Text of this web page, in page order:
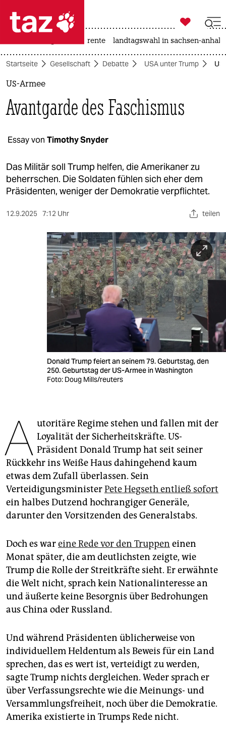
 taz zahl ich
taz zahl ich
politik
öko
gesellschaft
kultur
wahrheit
veranstaltungen
fragen & hilfe
genossenschaft
epaper login

taz zahl ich
rente landtagswahl in sachsen-anhalt
Startseite Gesellschaft Debatte USA unter Trump
US-Armee
Avantgarde des Faschismus
Essay von Timothy Snyder
Das Militär soll Trump helfen, die Amerikaner zu
beherrschen. Die Soldaten fühlen sich eher dem
Präsidenten, weniger der Demokratie verpflichtet.
12.9.2025 7:12 Uhr teilen
Donald Trump feiert an seinem 79. Geburtstag, den
250. Geburtstag der US-Armee in Washington
Foto: Doug Mills/reuters
A utoritäre Regime stehen und fallen mit der
Loyalität der Sicherheitskräfte. US-
Präsident Donald Trump hat seit seiner
Rückkehr ins Weiße Haus dahingehend kaum
etwas dem Zufall überlassen. Sein
VerteidigungsministerPete Hegseth entließ sofort
ein halbes Dutzend hochrangiger Generäle,
darunter den Vorsitzenden des Generalstabs.
Doch es wareine Rede vor den Truppen einen
Monat später, die am deutlichsten zeigte, wie
Trump die Rolle der Streitkräfte sieht. Er erwähnte
die Welt nicht, sprach kein Nationalinteresse an
und äußerte keine Besorgnis über Bedrohungen
aus China oder Russland.
Und während Präsidenten üblicherweise von
individuellem Heldentum als Beweis für ein Land
sprechen, das es wert ist, verteidigt zu werden,
sagte Trump nichts dergleichen. Weder sprach er
über Verfassungsrechte wie die Meinungs- und
Versammlungsfreiheit, noch über die Demokratie.
Amerika existierte in Trumps Rede nicht.